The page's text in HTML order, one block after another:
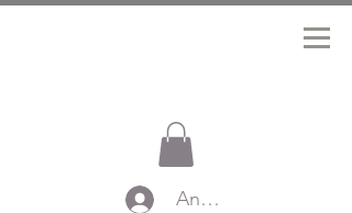
Anmelden